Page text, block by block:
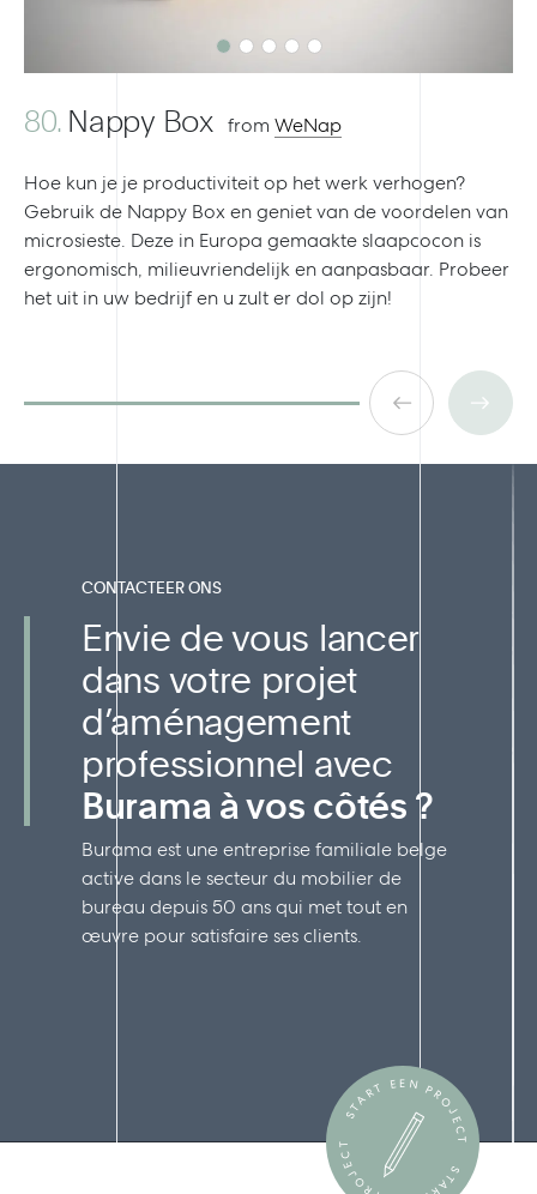
80. Nappy Box from WeNap
Hoe kun je je productiviteit op het werk verhogen?
Gebruik de Nappy Box en geniet van de voordelen van
microsieste. Deze in Europa gemaakte slaapcocon is
ergonomisch, milieuvriendelijk en aanpasbaar. Probeer
het uit in uw bedrijf en u zult er dol op zijn!
CONTACTEER ONS
Envie de vous lancer
dans votre projet
d’aménagement
professionnel avec
Burama à vos côtés ?
Burama est une entreprise familiale belge
active dans le secteur du mobilier de
bureau depuis 50 ans qui met tout en
œuvre pour satisfaire ses clients.
START EEN PROJECT
START EEN PROJECT